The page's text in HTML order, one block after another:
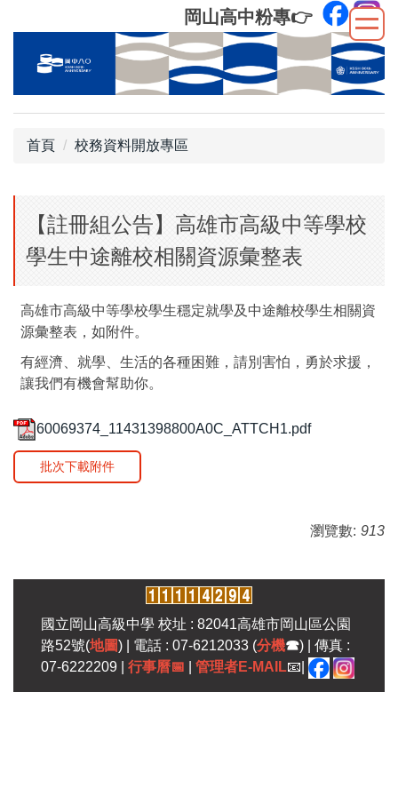
到
內
岡山高中粉專👉
首頁 校務資料開放專區
【註冊組公告】高雄市高級中等學校
學生中途離校相關資源彙整表
高雄市高級中等學校學生穩定就學及中途離校學生相關資
源彙整表，如附件。
有經濟、就學、生活的各種困難，請別害怕，勇於求援，
讓我們有機會幫助你。
60069374_11431398800A0C_ATTCH1.pdf
批次下載附件
瀏覽數: 913
國立岡山高級中學 校址 : 82041高雄市岡山區公園
路52號(地圖) | 電話 : 07-6212033 (分機☎) | 傳真 :
07-6222209 | 行事曆📅 管理者E-MAIL📧|